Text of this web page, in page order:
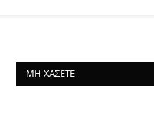
ΜΗ ΧΆΣΕΤΕ